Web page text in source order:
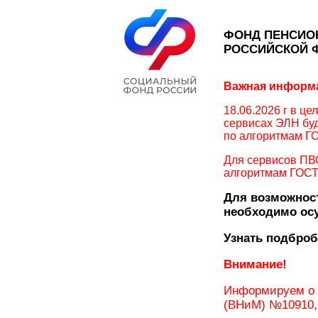
ФОНД
РОССИЙСКОЙ
Важная
18.06.2026 г в
сервисах ЭЛН
по алгоритмам
Для сервисов
алгоритмам ГОСТ
Для
необходимо
Узнать
Внимание!
Информируем о
(ВНиМ) №10910,